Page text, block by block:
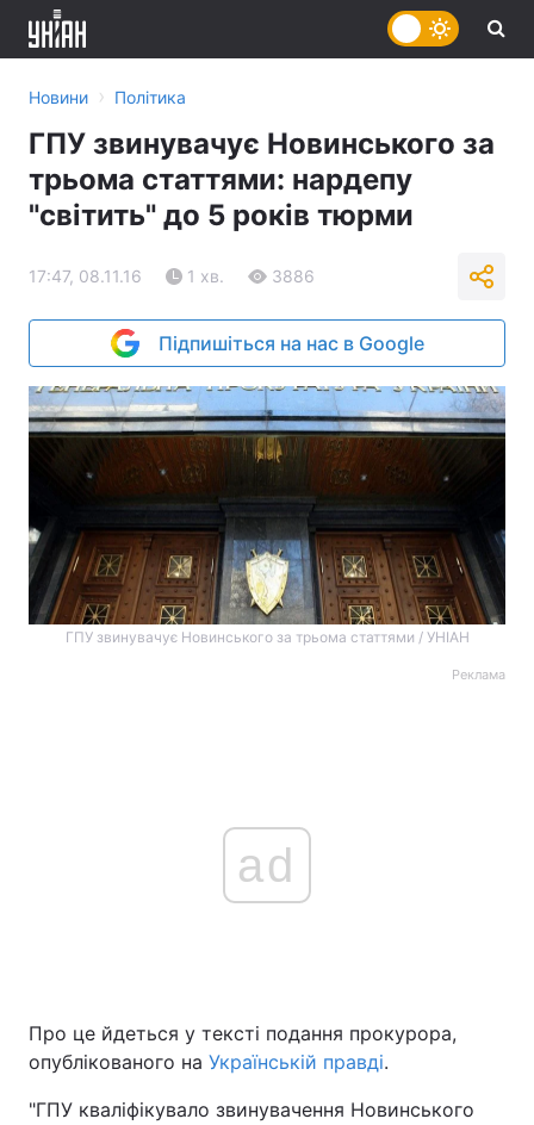
Новини › Політика
ГПУ звинувачує Новинського за
трьома статтями: нардепу
"світить" до 5 років тюрми
17:47, 08.11.16 1 хв. 3886
Підпишіться на нас в Google
ГПУ звинувачує Новинського за трьома статтями / УНІАН
Реклама
ad
Про це йдеться у тексті подання прокурора,
опублікованого на Українській правді.
"ГПУ кваліфікувало звинувачення Новинського